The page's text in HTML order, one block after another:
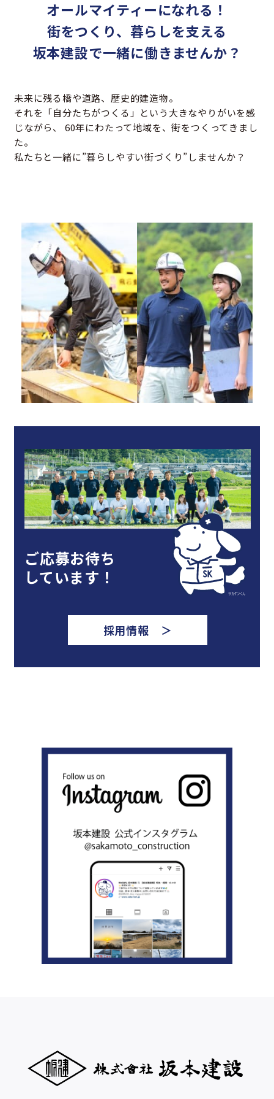
オールマイティーになれる！
街をつくり、暮らしを支える
坂本建設で一緒に働きませんか？
未来に残る橋や道路、歴史的建造物。
それを「自分たちがつくる」という大きなやりがいを感
じながら、
60年にわたって地域を、街をつくってきまし
た。
私たちと一緒に”暮らしやすい街づくり”しませんか？
ご応募お待ち
しています！
採用情報 ＞